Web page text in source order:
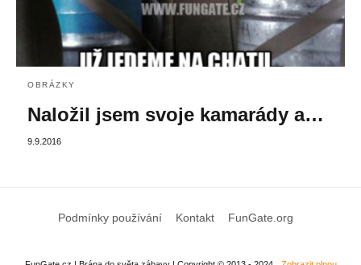
OBRÁZKY
Naložil jsem svoje kamarády a…
9.9.2016
Podmínky používání Kontakt FunGate.org